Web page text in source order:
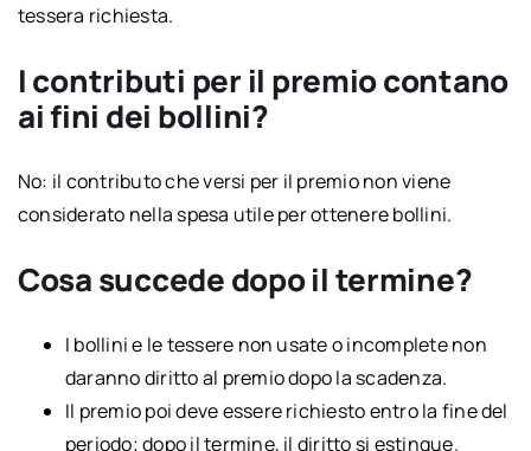
tes­sera richiesta.
I contributi per il premio contano
ai fini dei bollini?
No: il contributo che versi per il premio non viene
considerato nella spesa utile per ottenere bollini.
Cosa succede dopo il termine?
I bollini e le tessere non usate o incomplete non
daranno diritto al premio dopo la scadenza.
Il premio poi deve essere richiesto entro la fine del
periodo; dopo il termine, il diritto si estingue.